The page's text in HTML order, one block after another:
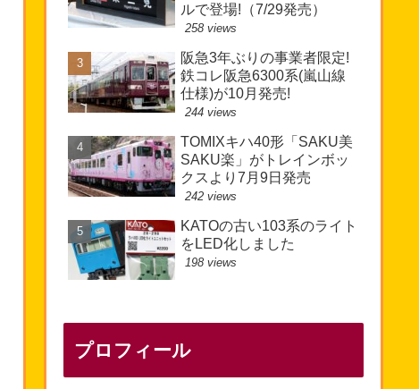
ルで登場!（7/29発売）
258 views
阪急3年ぶりの事業者限定!
鉄コレ阪急6300系(嵐山線
仕様)が10月発売!
244 views
TOMIXキハ40形「SAKU美
SAKU楽」がトレインボッ
クスより7月9日発売
242 views
KATOの古い103系のライト
をLED化しました
198 views
プロフィール